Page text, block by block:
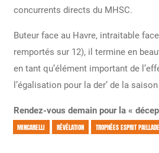
concurrents directs du MHSC.
Buteur face au Havre, intraitable
remportés sur 12), il termine en
en tant qu’élément important de
l’égalisation pour la der’ de la
Rendez-vous demain pour la «
MINCARELLI RÉVÉLATION TROPHÉES ESPRIT PAILLADE